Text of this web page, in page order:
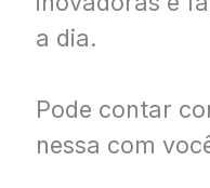
a dia.
Pode contar
nessa com